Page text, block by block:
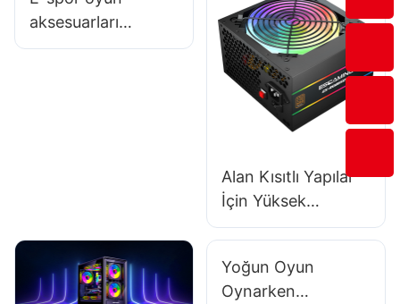
aksesuarları
üreticisinden ürün
Alan Kısıtlı Yapılar
İçin Yüksek
Yoğunluklu
PC Güç Kaynağı
Yoğun Oyun
Oynarken